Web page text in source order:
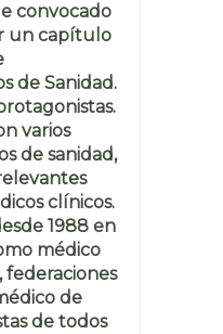
convocado
un capítulo
de Sanidad.
varios
de sanidad,
clínicos.
1988 en
médico
federaciones
de
de todos